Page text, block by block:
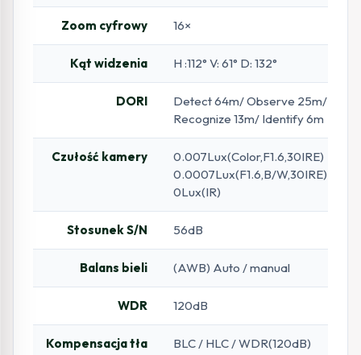
Zoom cyfrowy 16×
Kąt widzenia H :112° V: 61° D: 132°
DORI
Detect 64m/ Observe 25m/
Recognize 13m/ Identify 6m
Czułość kamery
0.007Lux(Color,F1.6,30IRE)
0.0007Lux(F1.6,B/W,30IRE)
0Lux(IR)
Stosunek S/N 56dB
Balans bieli (AWB) Auto / manual
WDR 120dB
Kompensacja tła BLC / HLC / WDR(120dB)